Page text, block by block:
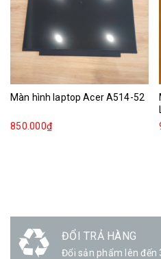
Màn hình laptop Acer A514-52
850.000₫
ĐỔI TRẢ HÀNG
Đổi sản phẩm lên đến